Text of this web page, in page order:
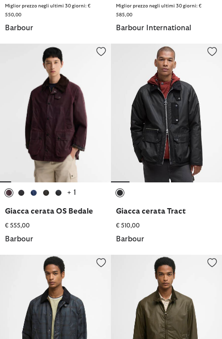
Miglior prezzo negli ultimi 30 giorni: €
550,00
Barbour
Miglior prezzo negli ultimi 30 giorni: €
585,00
Barbour International
Giacca cerata OS Bedale
+ 1
Giacca cerata OS Bedale
€ 555,00
Barbour
Giacca cerata Tract
Giacca cerata Tract
€ 510,00
Barbour
Giacca cerata Ambleside in tartan Giacca cerata Tyneside